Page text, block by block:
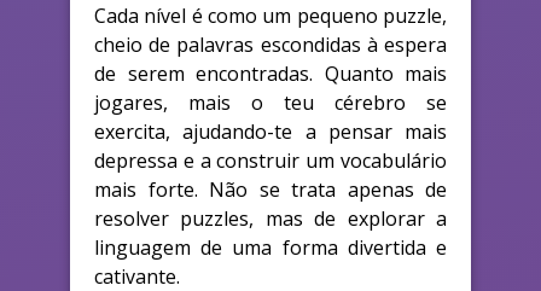
Cada nível é como um pequeno puzzle,
cheio de palavras escondidas à espera
de serem encontradas. Quanto mais
jogares, mais o teu cérebro se
exercita, ajudando-te a pensar mais
depressa e a construir um vocabulário
mais forte. Não se trata apenas de
resolver puzzles, mas de explorar a
linguagem de uma forma divertida e
cativante.